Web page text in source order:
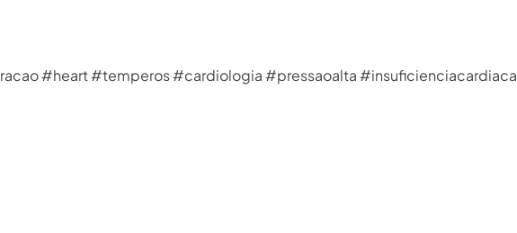
#heart #temperos #cardiologia #pressaoalta #insuficienciacardiaca